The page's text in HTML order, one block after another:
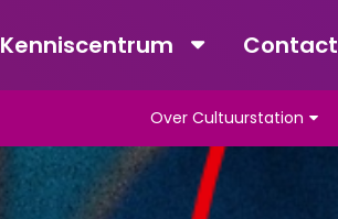
Kenniscentrum Contact
Over Cultuurstation